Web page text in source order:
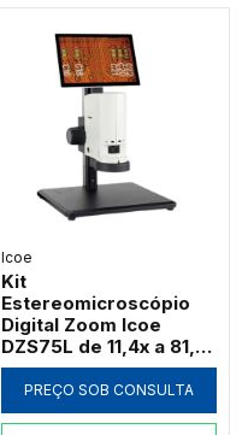
Icoe
Kit
Estereomicroscópio
Digital Zoom Icoe
DZS75L de 11,4x a 81,8x
Tela Touch 10" 4MP
Anel LED HDMI Wi-Fi
PREÇO SOB CONSULTA